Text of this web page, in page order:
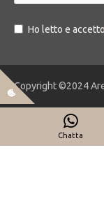
Ho letto e accetto
Copyright ©2024
Chatta